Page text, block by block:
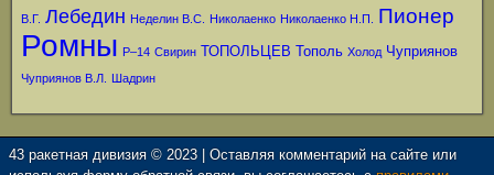
В.Г. Лебедин Неделин В.С. Николаенко Николаенко Н.П. Пионер
Ромны Р–14 Свирин ТОПОЛЬЦЕВ Тополь Холод Чуприянов
Чуприянов В.Л. Шадрин
43 ракетная дивизия © 2023 | Оставляя комментарий на сайте или